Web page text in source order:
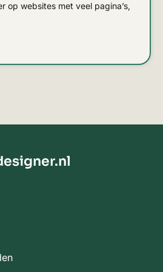
op websites met veel pagina’s,